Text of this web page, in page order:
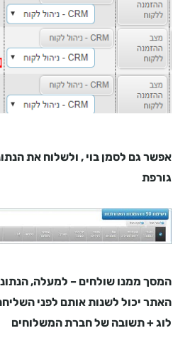
אפשר גם לסמן בוי , ולשלוח את
גורפת
המסך ממנו שולחים – למעלה,
האתר יכול לשנות אותם לפני
לוג + תשובה של חברת המשלוחים